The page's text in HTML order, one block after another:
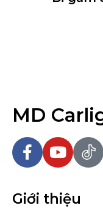
MD
Giới thiệu